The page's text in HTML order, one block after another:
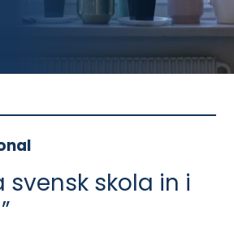
svensk skola in i